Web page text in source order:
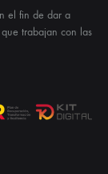
el fin de dar a
trabajan con las